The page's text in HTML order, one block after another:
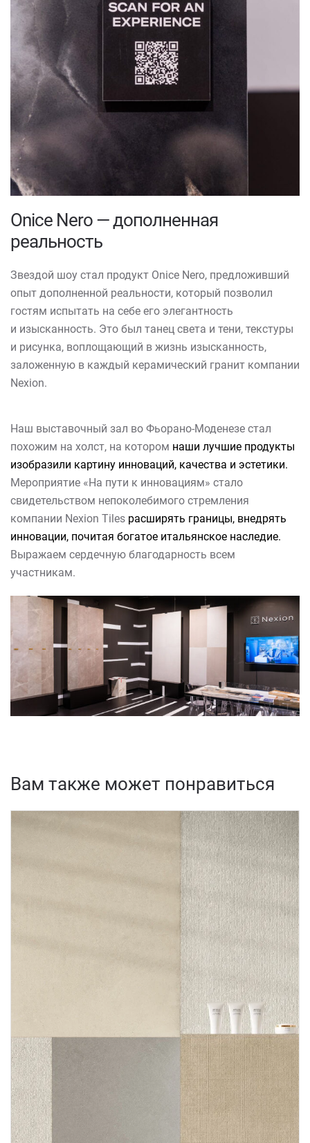
Onice Nero — дополненная
реальность
Звездой шоу стал продукт Onice Nero, предложивший
опыт дополненной реальности, который позволил
гостям испытать на себе его элегантность
и изысканность. Это был танец света и тени, текстуры
и рисунка, воплощающий в жизнь изысканность,
заложенную в каждый керамический гранит компании
Nexion.
Наш выставочный зал во Фьорано-Моденезе стал
похожим на холст, на котором наши лучшие продукты
изобразили картину инноваций, качества и эстетики.
Мероприятие «На пути к инновациям» стало
свидетельством непоколебимого стремления
компании Nexion Tiles расширять границы, внедрять
инновации, почитая богатое итальянское наследие.
Выражаем сердечную благодарность всем
участникам.
Вам также может понравиться